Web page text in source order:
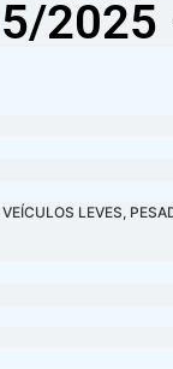
LEVES,